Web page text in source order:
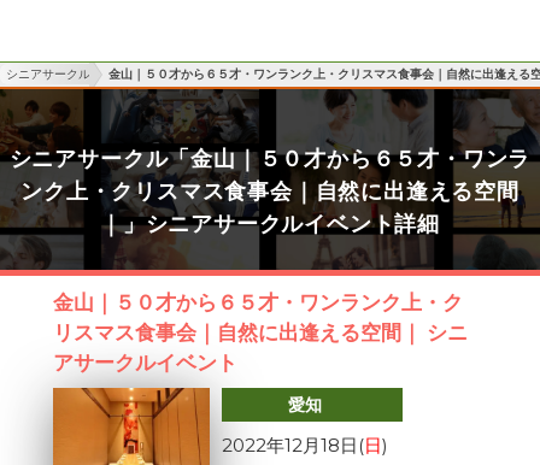
シニアサークル 金山｜５０才から６５才・ワンランク上・クリスマス食事会｜自然に出逢える
シニアサークル「金山｜５０才から６５才・ワンラ
ンク上・クリスマス食事会｜自然に出逢える空間
｜」シニアサークルイベント詳細
金山｜５０才から６５才・ワンランク上・ク
リスマス食事会｜自然に出逢える空間｜ シニ
アサークルイベント
愛知
2022年12月18日(日)